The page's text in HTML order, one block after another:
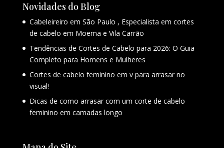
Novidades do Blog
Cabeleireiro em São Paulo , Especialista em cortes
de cabelo em Moema e Vila Carrão
Tendências de Cortes de Cabelo para 2026: O Guia
Completo para Homens e Mulheres
Cortes de cabelo feminino em v para arrasar no
visual!
Dicas de como arrasar com um corte de cabelo
feminino em camadas longo